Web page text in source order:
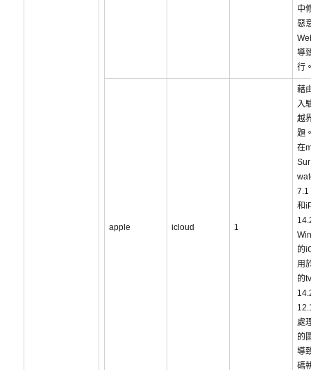
中
惡
導
行
apple icloud 1
藉
入
越
題
在
7.1
和
的
用
的
處
的
導
碼